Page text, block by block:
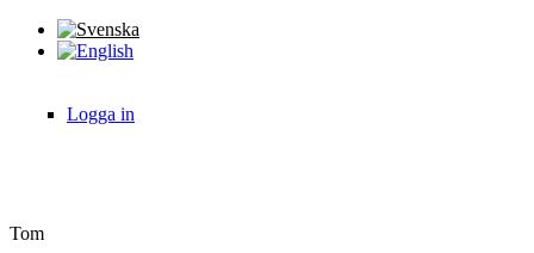
Hoppa till huvudinnehåll
Logga in
Tom